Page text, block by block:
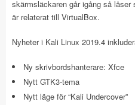
skärmsläckaren går igång så
är relaterat till VirtualBox.
Nyheter i Kali Linux 2019.4
Ny skrivbordshanterare: Xfce
Nytt GTK3-tema
Nytt läge för “Kali Undercover”